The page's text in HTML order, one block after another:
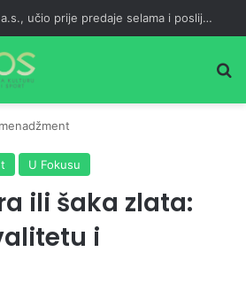
Šta je Muhammed, a.s., učio prije predaje selama i poslije namaza?
U Fokusu
ili šaka zlata:
i